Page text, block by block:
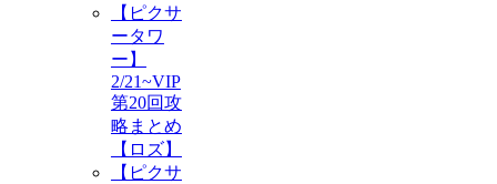
【ピクサ
ータワ
ー】
2/21~VIP
第20回攻
略まとめ
【ロズ】
【ピクサ